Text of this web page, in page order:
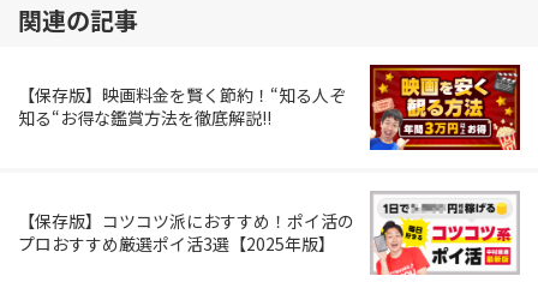
関連の記事
【保存版】映画料金を賢く節約！“知る人ぞ
知る“お得な鑑賞方法を徹底解説!!
【保存版】コツコツ派におすすめ！ポイ活の
プロおすすめ厳選ポイ活3選【2025年版】